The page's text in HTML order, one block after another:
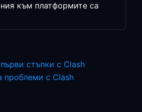
към платформите са
стъпки с Clash
проблеми с Clash